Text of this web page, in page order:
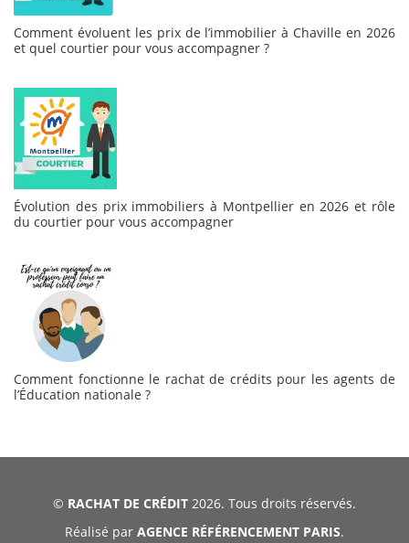
Comment évoluent les prix de l’immobilier à Chaville en 2026
et quel courtier pour vous accompagner ?
Évolution des prix immobiliers à Montpellier en 2026 et rôle
du courtier pour vous accompagner
Comment fonctionne le rachat de crédits pour les agents de
l’Éducation nationale ?
© RACHAT DE CRÉDIT 2026. Tous droits réservés.
Réalisé par AGENCE RÉFÉRENCEMENT PARIS.